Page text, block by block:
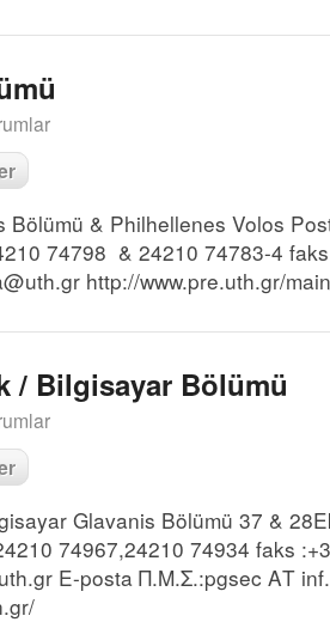
Bölümü & Philhellenes Volos
74798 & 24210 74783-4
http://www.pre.uth.gr/
/ Bilgisayar Bölümü
Glavanis Bölümü 37 &
74967,24210 74934 faks
E-posta Π.Μ.Σ.:pgsec ΑΤ